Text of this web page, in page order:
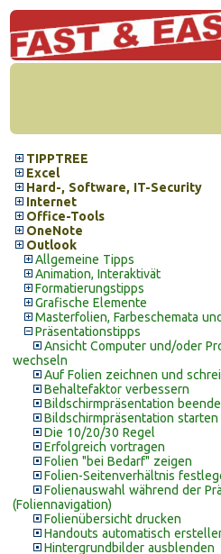
TIPPTREE
Excel
Hard-, Software, IT-Security
Internet
Office-Tools
OneNote
Outlook
Allgemeine Tipps
Animation, Interaktivät
Formatierungstipps
Grafische Elemente
Masterfolien, Farbeschemata
Präsentationstipps
Ansicht Computer und/oder
wechseln
Auf Folien zeichnen und
Behaltefaktor verbessern
Bildschirmpräsentation
Bildschirmpräsentation starten
Die 10/20/30 Regel
Erfolgreich vortragen
Folien "bei Bedarf" zeigen
Folien-Seitenverhältnis
Folienauswahl während der
(Foliennavigation)
Folienübersicht drucken
Handouts automatisch
Hintergrundbilder ausblenden